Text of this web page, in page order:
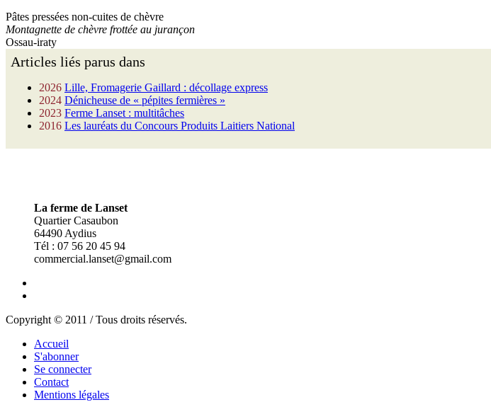
Pâtes pressées non-cuites de chèvre
Montagnette de chèvre frottée au jurançon
Ossau-iraty
Articles liés parus dans
2026 Lille, Fromagerie Gaillard : décollage express
2024 Dénicheuse de « pépites fermières »
2023 Ferme Lanset : multitâches
2016 Les lauréats du Concours Produits Laitiers National
La ferme de Lanset
Quartier Casaubon
64490 Aydius
Tél : 07 56 20 45 94
commercial.lanset@gmail.com
Copyright © 2011 / Tous droits réservés.
Accueil
S'abonner
Se connecter
Contact
Mentions légales